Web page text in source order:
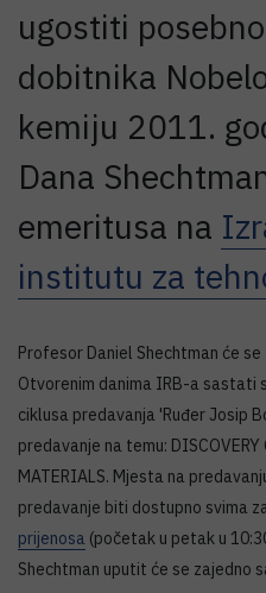
ugostiti
dobitnika
kemiju 2011.
Dana
emeritusa na
institutu za
Profesor Daniel Shechtman će
Otvorenim danima IRB-a sastati
ciklusa predavanja 'Ruđer Josip
predavanje na temu: DISCOVERY
MATERIALS. Mjesta na
predavanje biti dostupno svima
prijenosa (početak u petak u
Shechtman uputit će se zajedno